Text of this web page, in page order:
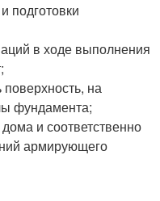
подготовки
в ходе выполнения
на
фундамента;
и соответственно
армирующего